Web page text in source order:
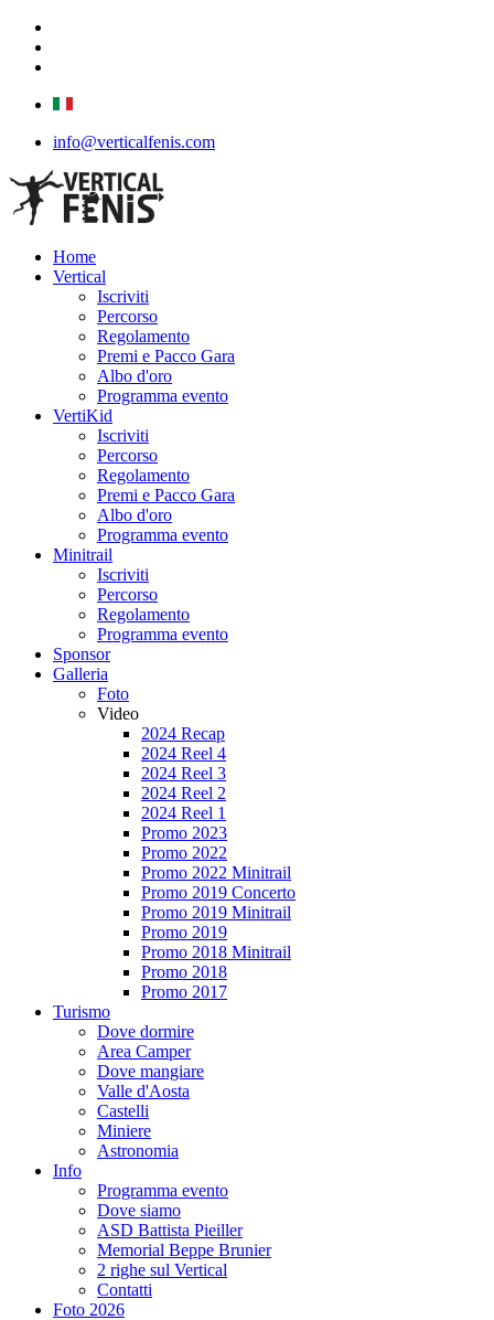
info@verticalfenis.com
Home
Vertical
Iscriviti
Percorso
Regolamento
Premi e Pacco Gara
Albo d'oro
Programma evento
VertiKid
Iscriviti
Percorso
Regolamento
Premi e Pacco Gara
Albo d'oro
Programma evento
Minitrail
Iscriviti
Percorso
Regolamento
Programma evento
Sponsor
Galleria
Foto
Video
2024 Recap
2024 Reel 4
2024 Reel 3
2024 Reel 2
2024 Reel 1
Promo 2023
Promo 2022
Promo 2022 Minitrail
Promo 2019 Concerto
Promo 2019 Minitrail
Promo 2019
Promo 2018 Minitrail
Promo 2018
Promo 2017
Turismo
Dove dormire
Area Camper
Dove mangiare
Valle d'Aosta
Castelli
Miniere
Astronomia
Info
Programma evento
Dove siamo
ASD Battista Pieiller
Memorial Beppe Brunier
2 righe sul Vertical
Contatti
Foto 2026